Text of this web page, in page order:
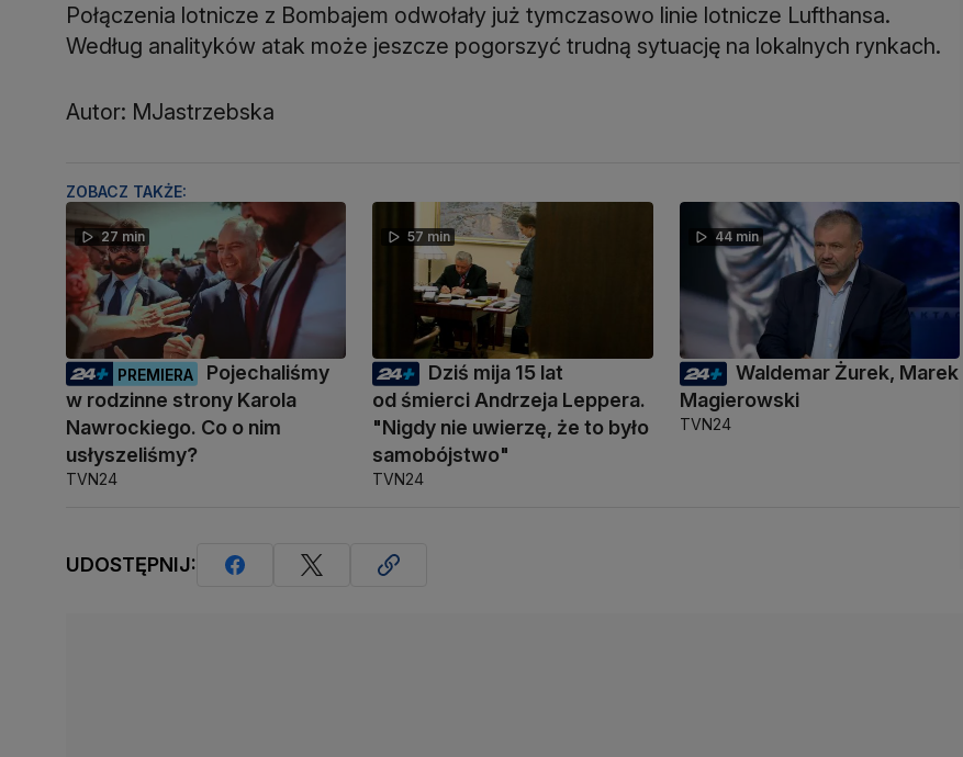
Połączenia lotnicze z Bombajem odwołały już tymczasowo linie lotnicze Lufthansa.
Według analityków atak może jeszcze pogorszyć trudną sytuację na lokalnych rynkach.
Autor: MJastrzebska
ZOBACZ TAKŻE:
27 min
PREMIERA
Pojechaliśmy
w rodzinne strony Karola
Nawrockiego. Co o nim
usłyszeliśmy?
TVN24
57 min
Dziś mija 15 lat
od śmierci Andrzeja Leppera.
"Nigdy nie uwierzę, że to było
samobójstwo"
TVN24
44 min
Waldemar Żurek, Marek
Magierowski
TVN24
UDOSTĘPNIJ: